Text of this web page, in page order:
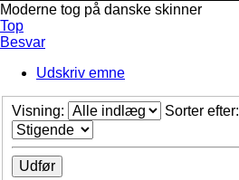
Moderne tog på danske skinner
Top
Besvar
Udskriv emne
Visning: Sorter efter: